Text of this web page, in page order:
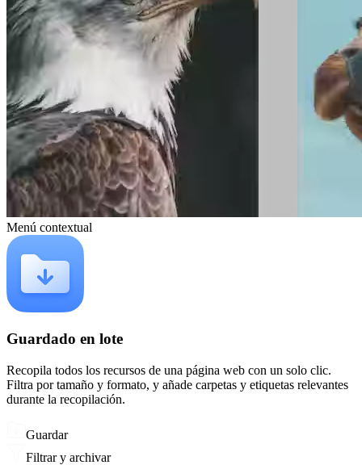
Menú contextual
Guardado en lote
Recopila todos los recursos de una página web con un solo clic.
Filtra por tamaño y formato, y añade carpetas y etiquetas relevantes
durante la recopilación.
Guardar
Filtrar y archivar